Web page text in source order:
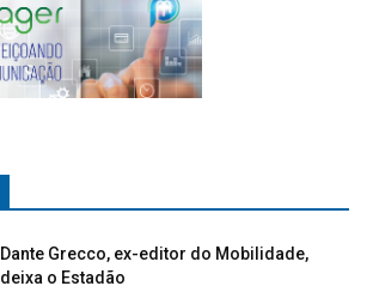
Dante Grecco, ex-editor do Mobilidade,
deixa o Estadão